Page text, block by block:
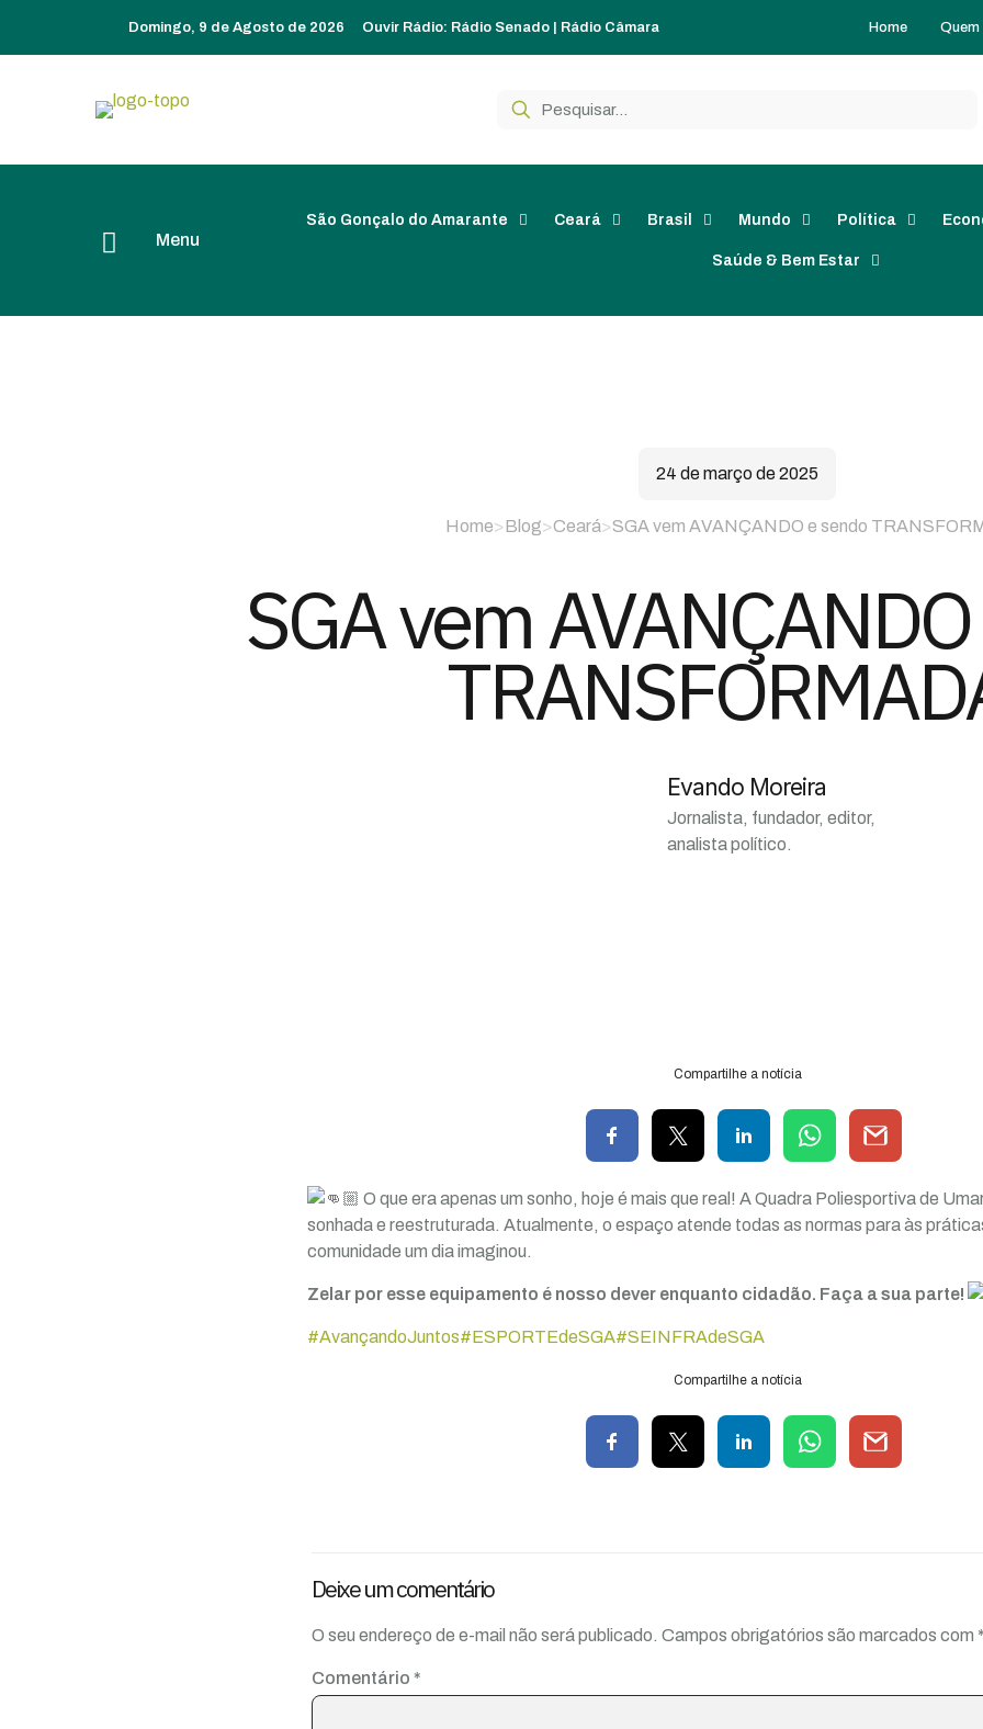
Domingo, 9 de Agosto de 2026 Ouvir Rádio: Rádio Senado Rádio Câmara Home
Menu
São Gonçalo do Amarante Ceará Brasil Mundo Política
Saúde & Bem Estar
24 de março de 2025
Home>Blog>Ceará>SGA vem AVANÇANDO e sendo
SGA vem
Evando Moreira
Jornalista, fundador, editor,
analista político.
Compartilhe a notícia
O que era apenas um sonho, hoje é mais que real! A Quadra Poliesportiva de
sonhada e reestruturada. Atualmente, o espaço atende todas as normas para às
comunidade um dia imaginou.
Zelar por esse equipamento é nosso dever enquanto cidadão. Faça a sua parte!
#AvançandoJuntos#ESPORTEdeSGA#SEINFRAdeSGA
Compartilhe a notícia
Deixe um comentário
O seu endereço de e-mail não será publicado. Campos obrigatórios são marcados com
Comentário *